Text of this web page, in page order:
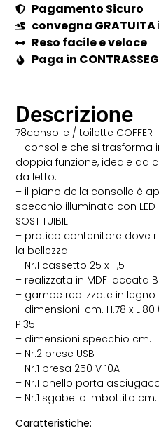
Pagamento Sicuro
convegna
Reso facile e veloce
Paga in
Descrizione
78consolle / toilette COFFER
– consolle che si trasforma
doppia funzione, ideale da
da letto.
– il piano della consolle è
specchio illuminato con LED
SOSTITUIBILI
– pratico contenitore dove
la bellezza
– Nr.1 cassetto 25 x 11,5
– realizzata in MDF laccata
– gambe realizzate in
– dimensioni: cm. H.78 x
P.35
– dimensioni specchio cm.
– Nr.2 prese USB
– Nr.1 presa 250 V 10A
– Nr.1 anello porta
– Nr.1 sgabello imbottito cm.
Caratteristiche: